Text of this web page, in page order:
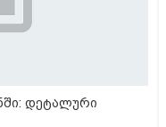
დეტალური